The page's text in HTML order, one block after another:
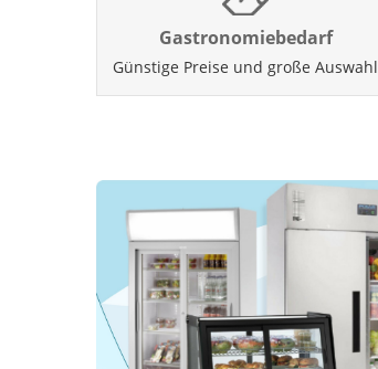
Gastronomiebedarf
Günstige Preise und große Auswahl